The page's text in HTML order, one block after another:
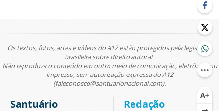
Os textos, fotos, artes e vídeos do A12 estão protegidos pela legislação
brasileira sobre direito autoral.
Não reproduza o conteúdo em outro meio de comunicação, eletrônico ou
impresso, sem autorização expressa do A12
(faleconosco@santuarionacional.com).
Santuário Redação